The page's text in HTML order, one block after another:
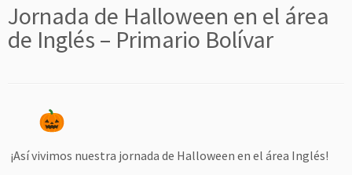
Jornada de Halloween en el área
de Inglés – Primario Bolívar
¡Así vivimos nuestra jornada de Halloween en el área Inglés!